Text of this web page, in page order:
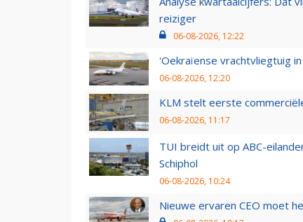
reiziger
06-08-2026, 12:22
'Oekraïense vrachtvliegtuig
06-08-2026, 12:20
KLM stelt eerste
06-08-2026, 11:17
TUI breidt uit op ABC-
Schiphol
06-08-2026, 10:24
Nieuwe ervaren CEO moet